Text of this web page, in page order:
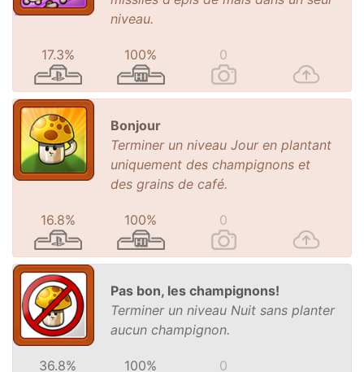
niveau.
17.3% 100% 0
Bonjour
Terminer un niveau Jour en plantant
uniquement des champignons et
des grains de café.
16.8% 100% 0
Pas bon, les champignons!
Terminer un niveau Nuit sans planter
aucun champignon.
36.8% 100% 0